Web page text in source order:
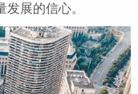
展的信心。